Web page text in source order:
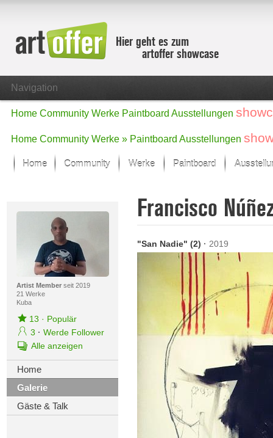
Hier geht es zum
artoffer showcase
Navigation
Home Community Werke Paintboard Ausstellungen
Home Community Werke » Paintboard Ausstellungen
Home Community Werke
Der letzte Monat im Fokus
Alle Fokus-Werke
Fokus-Werke
Neue Werke – Auswahl
Alle neuen Werke
Paintboard
Artist Memberseit 2019
21 Werke
Kuba
13 · Populär
3 · Werde Follower
Alle anzeigen
Home
Galerie
Gäste & Talk
Francisco
"San Nadie" (2) · 2019